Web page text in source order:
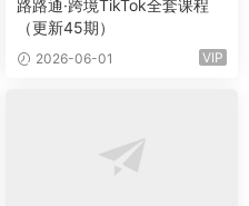
路路通·跨境TikTok全套课程
（更新45期）
2026-06-01 VIP